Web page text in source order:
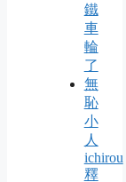
鐵
車
輪
了
無
恥
小
人
ichirou
釋